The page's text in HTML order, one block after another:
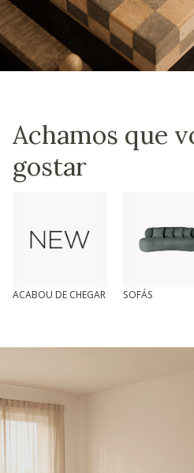
Achamos que
gostar
ACABOU DE CHEGAR SOFÁS